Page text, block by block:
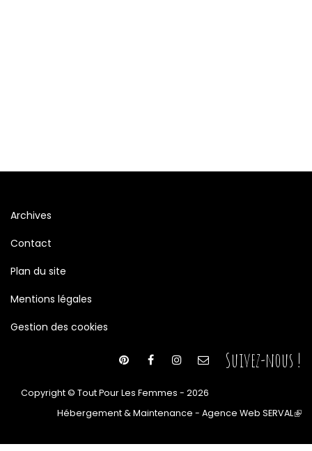
Archives
Contact
Plan du site
Mentions légales
Gestion des cookies
Suivez-nous !
Copyright © Tout Pour Les Femmes - 2026
Hébergement & Maintenance - Agence Web SERVAL(le